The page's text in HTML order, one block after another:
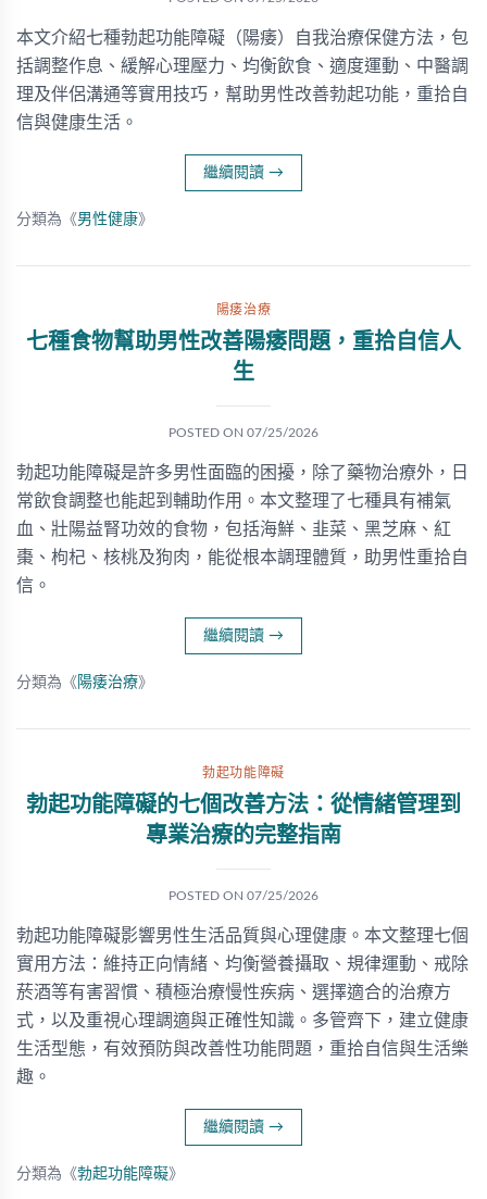
本文介紹七種勃起功能障礙（陽痿）自我治療保健方法，包
括調整作息、緩解心理壓力、均衡飲食、適度運動、中醫調
理及伴侶溝通等實用技巧，幫助男性改善勃起功能，重拾自
信與健康生活。
繼續閱讀 →
分類為《男性健康》
陽痿治療
七種食物幫助男性改善陽痿問題，重拾自信人
生
POSTED ON 07/25/2026
勃起功能障礙是許多男性面臨的困擾，除了藥物治療外，日
常飲食調整也能起到輔助作用。本文整理了七種具有補氣
血、壯陽益腎功效的食物，包括海鮮、韭菜、黑芝麻、紅
棗、枸杞、核桃及狗肉，能從根本調理體質，助男性重拾自
信。
繼續閱讀 →
分類為《 陽痿治療》
勃起功能障礙
勃起功能障礙的七個改善方法：從情緒管理到
專業治療的完整指南
POSTED ON 07/25/2026
勃起功能障礙影響男性生活品質與心理健康。本文整理七個
實用方法：維持正向情緒、均衡營養攝取、規律運動、戒除
菸酒等有害習慣、積極治療慢性疾病、選擇適合的治療方
式，以及重視心理調適與正確性知識。多管齊下，建立健康
生活型態，有效預防與改善性功能問題，重拾自信與生活樂
趣。
繼續閱讀 →
分類為《勃起功能障礙》